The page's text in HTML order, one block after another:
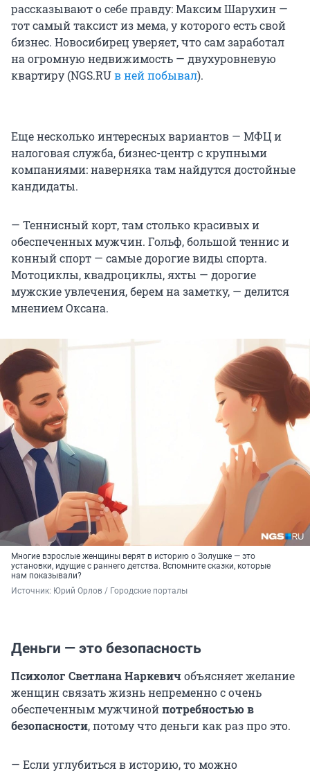
рассказывают о себе правду: Максим Шарухин —
тот самый таксист из мема, у которого есть свой
бизнес. Новосибирец уверяет, что сам заработал
на огромную недвижимость — двухуровневую
квартиру (NGS.RUв ней побывал).
Еще несколько интересных вариантов — МФЦ и
налоговая служба, бизнес-центр с крупными
компаниями: наверняка там найдутся достойные
кандидаты.
— Теннисный корт, там столько красивых и
обеспеченных мужчин. Гольф, большой теннис и
конный спорт — самые дорогие виды спорта.
Мотоциклы, квадроциклы, яхты — дорогие
мужcкие увлечения, берем на заметку, — делится
мнением Оксана.
Многие взрослые женщины верят в историю о Золушке — это
установки, идущие с раннего детства. Вспомните сказки, которые
нам показывали?
Источник: Юрий Орлов / Городские порталы
Деньги — это безопасность
Психолог Светлана Наркевичобъясняет желание
женщин связать жизнь непременно с очень
обеспеченным мужчинойпотребностью в
безопасности, потому что деньги как раз про это.
— Если углубиться в историю, то можно